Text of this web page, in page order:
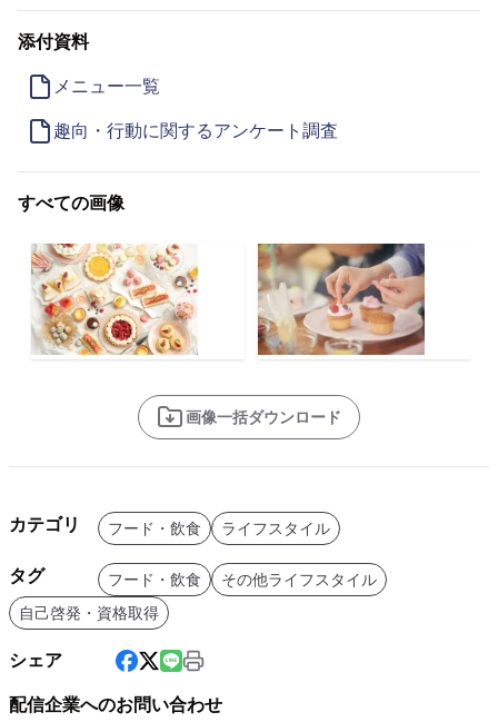
添付資料
メニュー一覧
趣向・行動に関するアンケート調査
すべての画像
画像一括ダウンロード
カテゴリ フード・飲食 ライフスタイル
タグ フード・飲食
その他ライフスタイル
自己啓発・資格取得
シェア
配信企業へのお問い合わせ